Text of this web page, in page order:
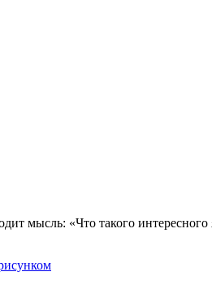
мысль: «Что такого